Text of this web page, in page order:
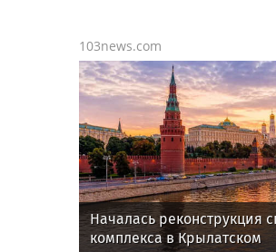
103news.com
Началась реконструкция
комплекса в Крылатском